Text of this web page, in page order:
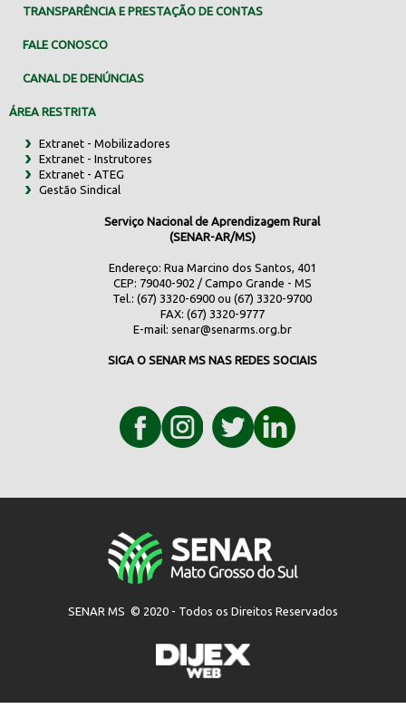
TRANSPARÊNCIA E PRESTAÇÃO DE CONTAS
FALE CONOSCO
CANAL DE DENÚNCIAS
ÁREA RESTRITA
Extranet - Mobilizadores
Extranet - Instrutores
Extranet - ATEG
Gestão Sindical
Serviço Nacional de Aprendizagem Rural
(SENAR-AR/MS)
Endereço: Rua Marcino dos Santos, 401
CEP: 79040-902 / Campo Grande - MS
Tel.: (67) 3320-6900 ou (67) 3320-9700
FAX: (67) 3320-9777
E-mail: senar@senarms.org.br
SIGA O SENAR MS NAS REDES SOCIAIS
SENAR MS © 2020 - Todos os Direitos Reservados